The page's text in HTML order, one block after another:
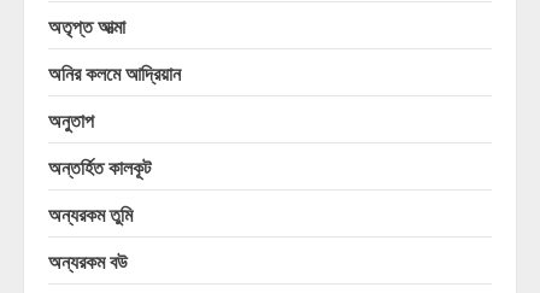
অতৃপ্ত আত্মা
অনির কলমে আদ্রিয়ান
অনুতাপ
অন্তর্হিত কালকূট
অন্যরকম তুমি
অন্যরকম বউ